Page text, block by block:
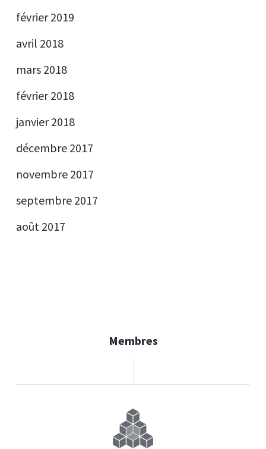
février 2019
avril 2018
mars 2018
février 2018
janvier 2018
décembre 2017
novembre 2017
septembre 2017
août 2017
Membres